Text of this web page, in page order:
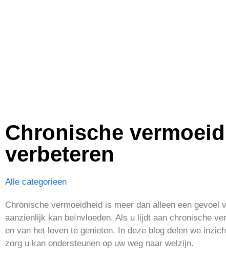
Chronische
verbeteren
Alle categorieen
Chronische vermoeidheid is meer dan alleen een
aanzienlijk kan beïnvloeden. Als u lijdt aan chronische
en van het leven te genieten. In deze blog delen we
zorg u kan ondersteunen op uw weg naar welzijn.